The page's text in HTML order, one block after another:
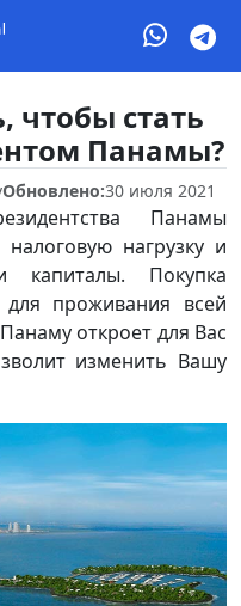
чтобы стать
Панамы?
Обновлено:30 июля 2021
Панамы
нагрузку и
Покупка
для проживания всей
откроет для Вас
изменить Вашу